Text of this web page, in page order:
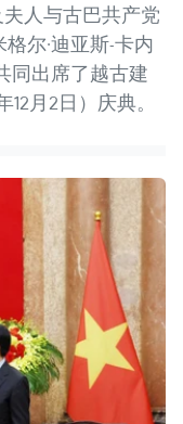
人与古巴共产党
尔·迪亚斯-卡内
同出席了越古建
月2日）庆典。